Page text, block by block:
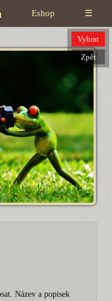
Eshop ☰
Název a popisek
Vybrat
Zpět